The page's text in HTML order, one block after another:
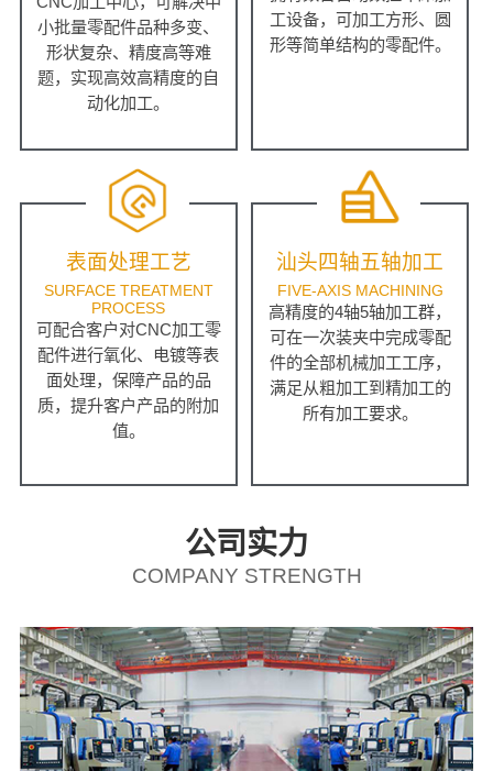
小批量零配件品种多变、
形状复杂、精度高等难
题，实现高效高精度的自
动化加工。
工设备，可加工方形、圆
形等简单结构的零配件。
表面处理工艺
SURFACE TREATMENT
PROCESS
可配合客户对CNC加工零
配件进行氧化、电镀等表
面处理，保障产品的品
质，提升客户产品的附加
值。
汕头四轴五轴加工
FIVE-AXIS MACHINING
高精度的4轴5轴加工群，
可在一次装夹中完成零配
件的全部机械加工工序，
满足从粗加工到精加工的
所有加工要求。
公司实力
COMPANY STRENGTH